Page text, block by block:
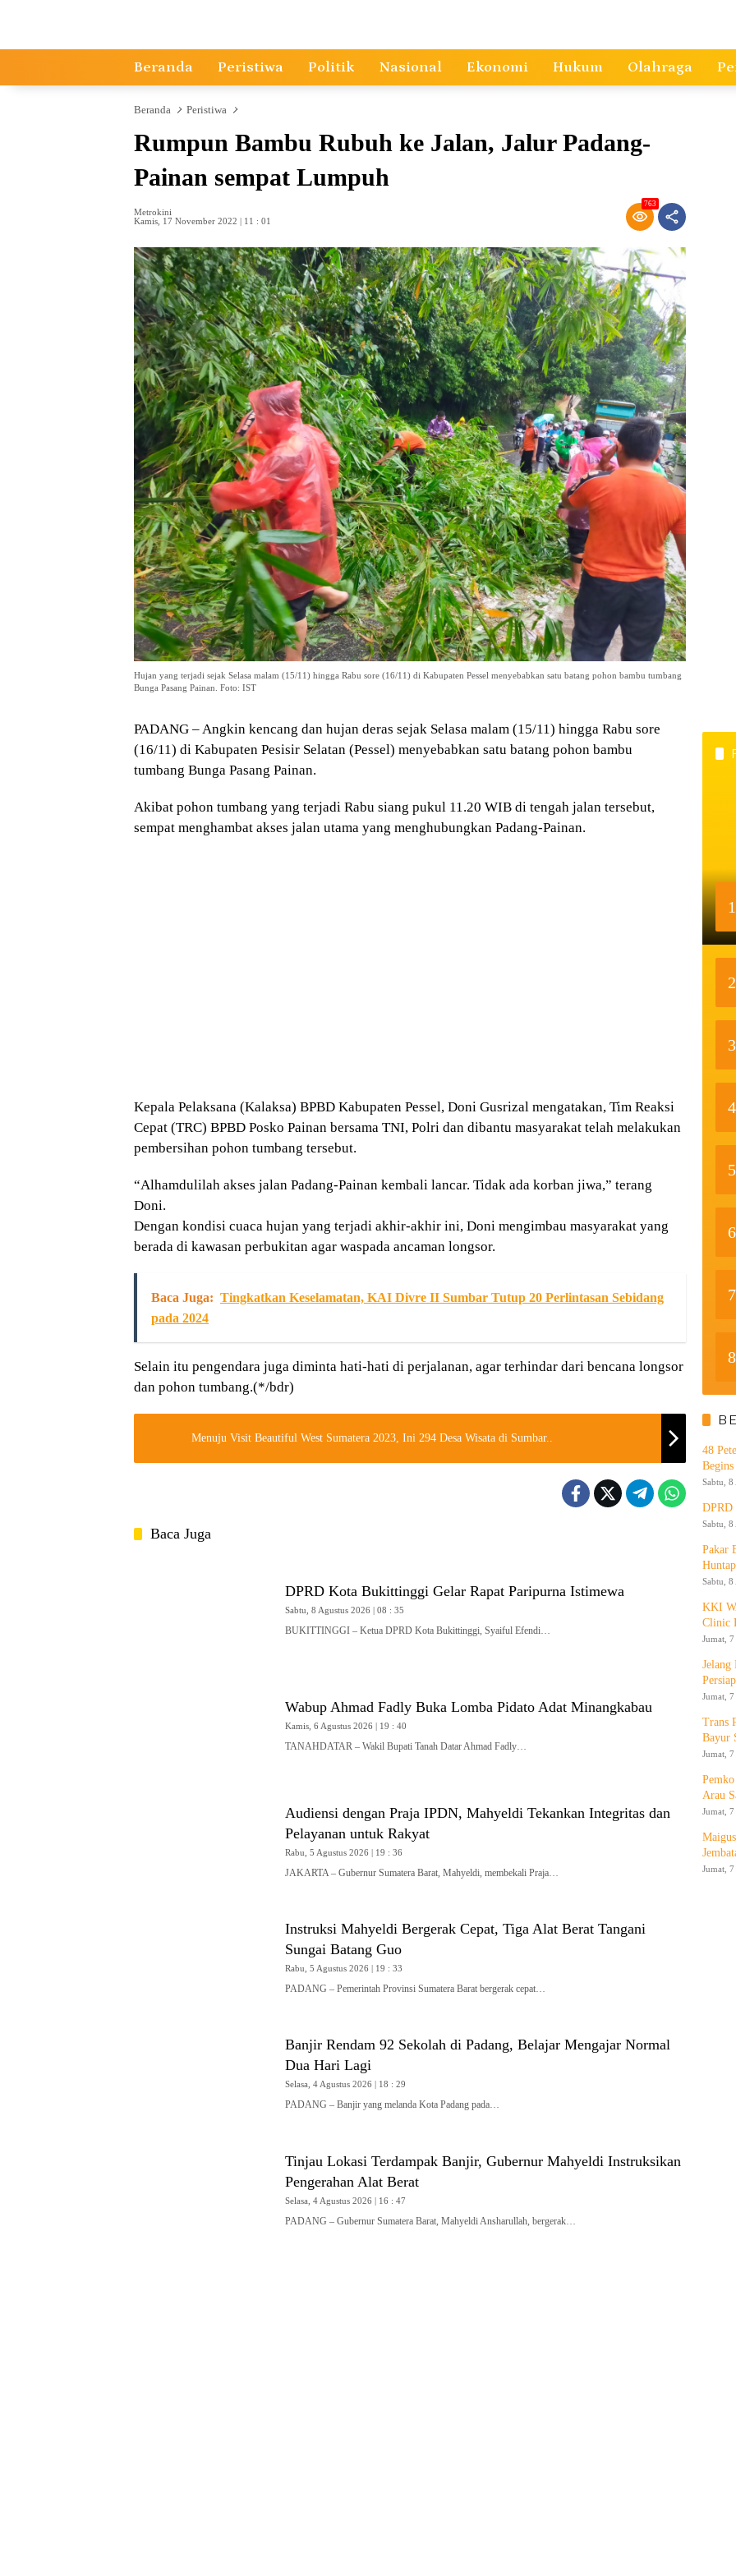
Beranda Peristiwa Politik Nasional Ekonomi Hukum Olahraga
Beranda Peristiwa
Rumpun Bambu Rubuh ke Jalan, Jalur Padang-
Painan sempat Lumpuh
Metrokini
Kamis, 17 November 2022 | 11 : 01
763
Hujan yang terjadi sejak Selasa malam (15/11) hingga Rabu sore (16/11) di Kabupaten Pessel menyebabkan satu batang pohon bambu tumbang
Bunga Pasang Painan. Foto: IST
PADANG – Angkin kencang dan hujan deras sejak Selasa malam (15/11) hingga Rabu sore
(16/11) di Kabupaten Pesisir Selatan (Pessel) menyebabkan satu batang pohon bambu
tumbang Bunga Pasang Painan.
Akibat pohon tumbang yang terjadi Rabu siang pukul 11.20 WIB di tengah jalan tersebut,
sempat menghambat akses jalan utama yang menghubungkan Padang-Painan.
Kepala Pelaksana (Kalaksa) BPBD Kabupaten Pessel, Doni Gusrizal mengatakan, Tim Reaksi
Cepat (TRC) BPBD Posko Painan bersama TNI, Polri dan dibantu masyarakat telah melakukan
pembersihan pohon tumbang tersebut.
“Alhamdulilah akses jalan Padang-Painan kembali lancar. Tidak ada korban jiwa,” terang
Doni.
Dengan kondisi cuaca hujan yang terjadi akhir-akhir ini, Doni mengimbau masyarakat yang
berada di kawasan perbukitan agar waspada ancaman longsor.
Baca Juga: Tingkatkan Keselamatan, KAI Divre II Sumbar Tutup 20 Perlintasan Sebidang
pada 2024
Selain itu pengendara juga diminta hati-hati di perjalanan, agar terhindar dari bencana longsor
dan pohon tumbang.(*/bdr)
Menuju Visit Beautiful West Sumatera 2023, Ini 294 Desa Wisata di Sumbar..
Baca Juga
DPRD Kota Bukittinggi Gelar Rapat Paripurna Istimewa
Sabtu, 8 Agustus 2026 | 08 : 35
BUKITTINGGI – Ketua DPRD Kota Bukittinggi, Syaiful Efendi…
Wabup Ahmad Fadly Buka Lomba Pidato Adat Minangkabau
Kamis, 6 Agustus 2026 | 19 : 40
TANAHDATAR – Wakil Bupati Tanah Datar Ahmad Fadly…
Audiensi dengan Praja IPDN, Mahyeldi Tekankan Integritas dan
Pelayanan untuk Rakyat
Rabu, 5 Agustus 2026 | 19 : 36
JAKARTA – Gubernur Sumatera Barat, Mahyeldi, membekali Praja…
Instruksi Mahyeldi Bergerak Cepat, Tiga Alat Berat Tangani
Sungai Batang Guo
Rabu, 5 Agustus 2026 | 19 : 33
PADANG – Pemerintah Provinsi Sumatera Barat bergerak cepat…
Banjir Rendam 92 Sekolah di Padang, Belajar Mengajar Normal
Dua Hari Lagi
Selasa, 4 Agustus 2026 | 18 : 29
PADANG – Banjir yang melanda Kota Padang pada…
Tinjau Lokasi Terdampak Banjir, Gubernur Mahyeldi Instruksikan
Pengerahan Alat Berat
Selasa, 4 Agustus 2026 | 16 : 47
PADANG – Gubernur Sumatera Barat, Mahyeldi Ansharullah, bergerak…
1
2
3
4
5
6
7
8
48
Sabtu, 8
DPRD
Sabtu, 8
Pakar
Sabtu, 8
KKI
Clinic
Jumat,
Jelang
Jumat,
Trans
Bayur
Jumat,
Arau
Jumat,
Jumat,